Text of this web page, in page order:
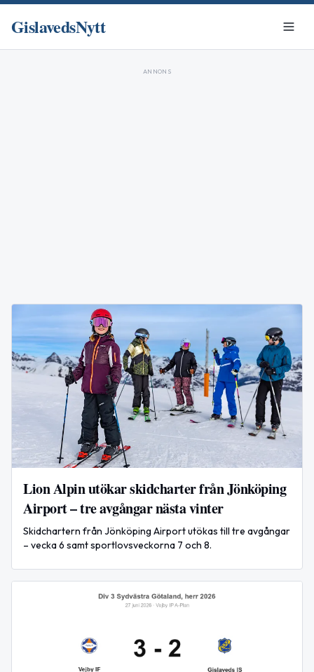
GislavedsNytt
ANNONS
Lion Alpin utökar skidcharter från Jönköping
Airport – tre avgångar nästa vinter
Skidchartern från Jönköping Airport utökas till tre avgångar
– vecka 6 samt sportlovsveckorna 7 och 8.